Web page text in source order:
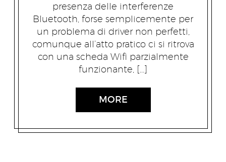
presenza delle interferenze
Bluetooth, forse semplicemente per
un problema di driver non perfetti,
comunque all’atto pratico ci si ritrova
con una scheda Wifi parzialmente
funzionante, […]
MORE